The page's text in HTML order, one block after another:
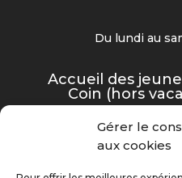
Gérer le
aux cookies
Du lundi au
Accueil des
Coin (hors
Mardi, jeudi et